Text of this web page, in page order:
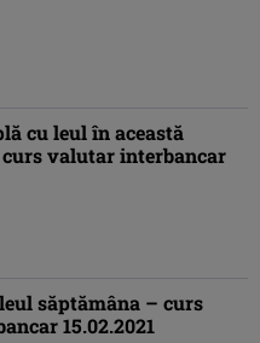
cu leul în această
valutar interbancar
săptămâna – curs
15.02.2021